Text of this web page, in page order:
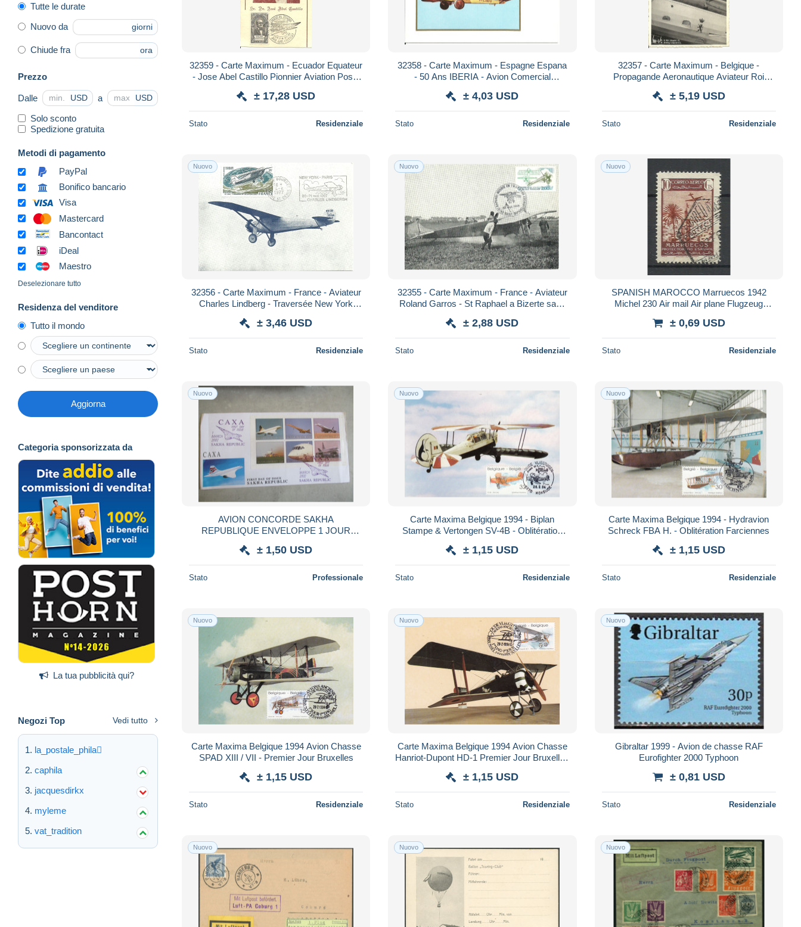
Tutte le durate
Nuovo da giorni
Chiude fra ora
Prezzo
Dalle USD a USD
Solo sconto
Spedizione gratuita
Metodi di pagamento
PayPal
Bonifico bancario
Visa
Mastercard
Bancontact
iDeal
Maestro
Deselezionare tutto
Residenza del venditore
Tutto il mondo
Aggiorna
Categoria sponsorizzata da
La tua pubblicità qui?
Negozi Top Vedi tutto
la_postale_phila
caphila
jacquesdirkx
myleme
vat_tradition
32359 - Carte Maximum - Ecuador Equateur
- Jose Abel Castillo Pionnier Aviation Poste
± 17,28 USD
Stato Residenziale
32358 - Carte Maximum - Espagne Espana
- 50 Ans IBERIA - Avion Comercial
± 4,03 USD
Stato Residenziale
32357 - Carte Maximum - Belgique -
Propagande Aeronautique Aviateur Roi
± 5,19 USD
Stato Residenziale
Nuovo
32356 - Carte Maximum - France - Aviateur
Charles Lindberg - Traversée New York
± 3,46 USD
Stato Residenziale
Nuovo
32355 - Carte Maximum - France - Aviateur
Roland Garros - St Raphael a Bizerte sans
± 2,88 USD
Stato Residenziale
Nuovo
SPANISH MAROCCO Marruecos 1942
Michel 230 Air mail Air plane Flugzeug
± 0,69 USD
Stato Residenziale
Nuovo
AVION CONCORDE SAKHA
REPUBLIQUE ENVELOPPE 1 JOUR
± 1,50 USD
Stato Professionale
Nuovo
Carte Maxima Belgique 1994 - Biplan
Stampe & Vertongen SV-4B - Oblitération
± 1,15 USD
Stato Residenziale
Nuovo
Carte Maxima Belgique 1994 - Hydravion
Schreck FBA H. - Oblitération Farciennes
± 1,15 USD
Stato Residenziale
Nuovo
Carte Maxima Belgique 1994 Avion Chasse
SPAD XIII / VII - Premier Jour Bruxelles
± 1,15 USD
Stato Residenziale
Nuovo
Carte Maxima Belgique 1994 Avion Chasse
Hanriot-Dupont HD-1 Premier Jour Bruxelles
± 1,15 USD
Stato Residenziale
Nuovo
Gibraltar 1999 - Avion de chasse RAF
Eurofighter 2000 Typhoon
± 0,81 USD
Stato Residenziale
Nuovo Nuovo Nuovo